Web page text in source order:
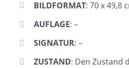
BILDFORMAT: 70 x 49,8
AUFLAGE: –
SIGNATUR: –
ZUSTAND: Den Zustand